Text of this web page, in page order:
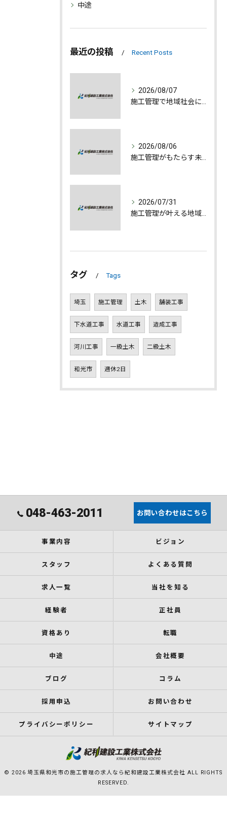
中途
最近の投稿 Recent Posts
2026/08/07
2026/08/06
2026/07/31
タグ Tags
埼玉 施工管理 土木 舗装工事
下水道工事 水道工事 造成工事
河川工事 一級土木 二級土木
和光市 週休2日
048-463-2011 お問い合わせはこちら
事業内容 ビジョン
スタッフ よくある質問
求人一覧 当社を知る
経験者 正社員
資格あり 転職
中途 会社概要
ブログ コラム
採用申込 お問い合わせ
プライバシーポリシー サイトマップ
© 2026 埼玉県和光市の施工管理の求人なら紀和建設工業株式会社 ALL RIGHTS
RESERVED.